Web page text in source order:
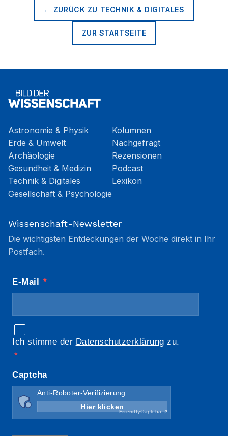
← ZURÜCK ZU TECHNIK & DIGITALES
ZUR STARTSEITE
Astronomie & Physik
Erde & Umwelt
Archäologie
Gesundheit & Medizin
Technik & Digitales
Gesellschaft & Psychologie
Kolumnen
Nachgefragt
Rezensionen
Podcast
Lexikon
Wissenschaft-Newsletter
Die wichtigsten Entdeckungen der Woche direkt in Ihr
Postfach.